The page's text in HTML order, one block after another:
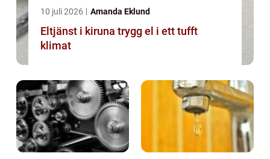
10 juli 2026 Amanda Eklund
Eltjänst i kiruna trygg el i ett tufft
klimat